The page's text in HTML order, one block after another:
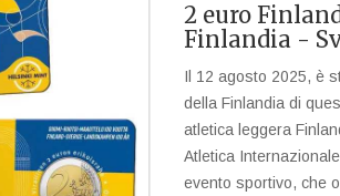
2 euro
Finlandia -
Il 12 agosto 2025, è
della Finlandia di
atletica leggera
Atletica
evento sportivo, che